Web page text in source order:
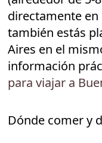
directamente en
también estás
Aires en el
información
para viajar a
Dónde comer y